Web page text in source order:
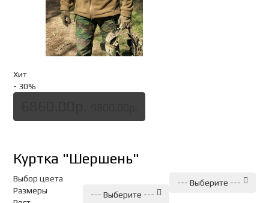
Хит
- 30%
Куртка "Шершень"
Выбор цвета
--- Выберите ---
Размеры
--- Выберите ---